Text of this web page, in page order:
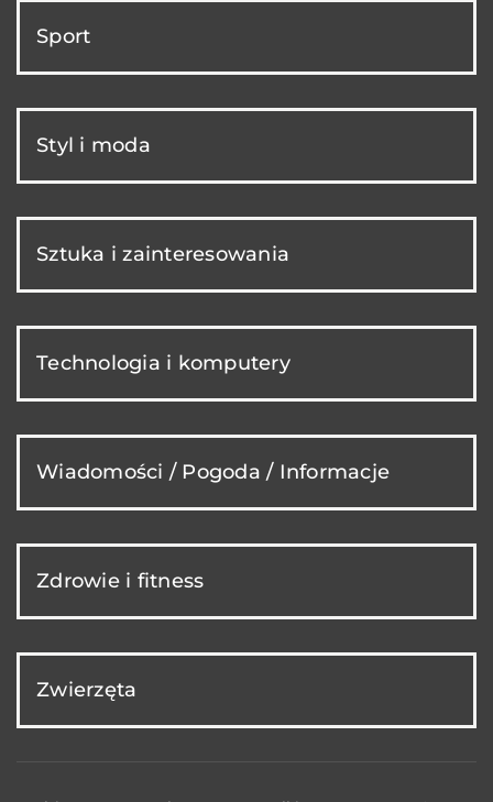
Sport
Styl i moda
Sztuka i zainteresowania
Technologia i komputery
Wiadomości / Pogoda / Informacje
Zdrowie i fitness
Zwierzęta